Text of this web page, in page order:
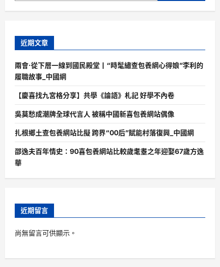
近期文章
兩會·從下層一線到國民殿堂丨“時髦繡查包養網心得娘”李利的
履職故事_中國網
【慶喜找九宮格分享】共學《論語》札記 好學不內卷
吳莫愁成潮牌全球代言人 被稱中國新喜包養網站偶像
扎根鄉土查包養網站比擬 跨界“00后”賦能村落復興_中國網
邵逸夫百年情史：90喜包養網站比較歲耄耋之年迎娶67歲方逸
華
近期留言
尚無留言可供顯示。